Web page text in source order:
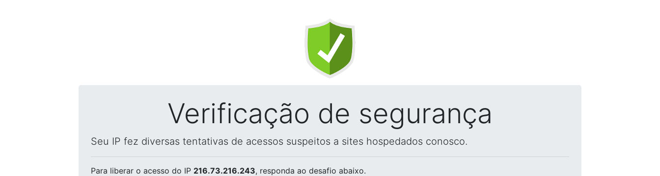
Verificação de segurança
Seu IP fez diversas tentativas de acessos suspeitos a sites hospedados conosco.
Para liberar o acesso do IP 216.73.216.243, responda ao desafio abaixo.